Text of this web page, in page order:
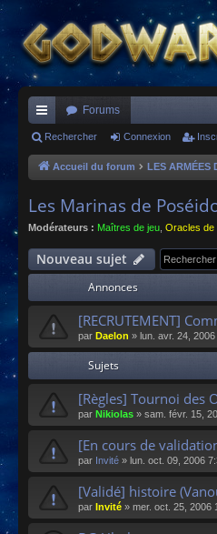
ac
co
s
Forums
Rechercher Connexion
Accueil du forum LES ARMÉES
Les Marinas de
Modérateurs : Maîtres de jeu Oracles de
Nouveau sujet
Annonces
[RECRUTEMENT]
par Daelon » lun. avr. 24,
Sujets
[Règles] Tournoi des
par Nikiolas » sam. févr. 15,
[En cours de
par Invité » lun. oct. 09, 2006
[Validé] histoire
par Invité » mer. oct. 25, 2006